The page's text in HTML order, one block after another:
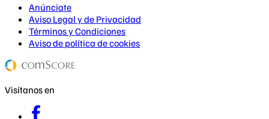
Anúnciate
Aviso Legal y de Privacidad
Términos y Condiciones
Aviso de política de cookies
Visítanos en